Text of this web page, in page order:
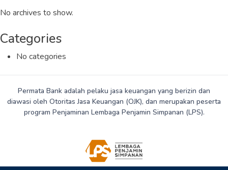
No archives to show.
Categories
No categories
Permata Bank adalah pelaku jasa keuangan yang berizin dan
diawasi oleh Otoritas Jasa Keuangan (OJK), dan merupakan peserta
program Penjaminan Lembaga Penjamin Simpanan (LPS).